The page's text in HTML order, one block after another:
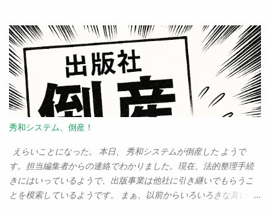
街、佐倉」だの、「佐倉に引っ越して本当に良かった」だのとい
ってるくせに、実は「ユーカリが丘」だぁ？ どこが歴史の街
だ？ と突っ込まれるのはしょうがない。僕もそう思うから。 実
をいえば、今回の家を見つけて購入を考えたとき、最後まで引っ
かかっていたのが、この「ユーカリが丘」という場所だった。だ
って、「ユーカリが丘」だぜぇ？ こんなこっ恥ずかしい名前の
街に、住みたいか？ また、ここは「山万」というデベロッパーが
牛耳っている町だ、というのも引っかかっていた。ユーカリが丘
は、村上龍のカンブリア宮殿で「奇跡の街」として取り上げられ
たためか、「山万というデベロッパーによって長期的な視点から
開発が進められている、すばらしい街」のような印象があるかも
しれないが、これは見ようによっては「何から何まで、山万とい
秀和システム、倒産！
えらいことになった。 本日、 秀和システムが倒産した ようで
す。担当編集者からの連絡でわかりました。現在、法的整理手続
きにはいっているようで、出版事業は他社に引き継いでもらうこ
とを模索しているようです。 まぁ、以前からいろいろきな臭い噂